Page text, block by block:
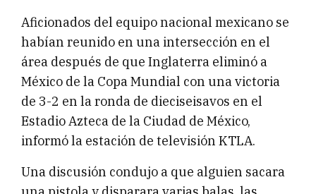
Aficionados del equipo nacional mexicano se
habían reunido en una intersección en el
área después de que Inglaterra eliminó a
México de la Copa Mundial con una victoria
de 3-2 en la ronda de dieciseisavos en el
Estadio Azteca de la Ciudad de México,
informó la estación de televisión KTLA.
Una discusión condujo a que alguien sacara